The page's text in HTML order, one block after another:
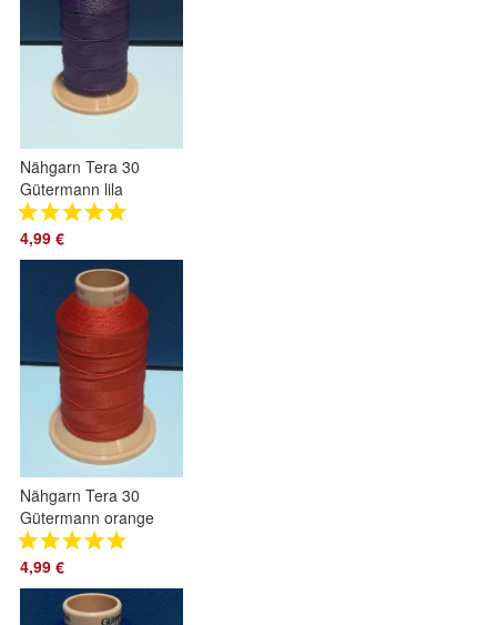
Nähgarn Tera 30
Gütermann lila
4,99 €
Nähgarn Tera 30
Gütermann orange
4,99 €